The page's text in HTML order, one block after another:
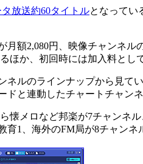
タ放送約60タイトルとなってい
額2,080円、映像チャンネル
ほか、初回時には加入料とし
ルのラインナップから見て
と連動したチャートチャンネ
懐メロなど邦楽が7チャンネ
1、海外のFM局が8チャンネ